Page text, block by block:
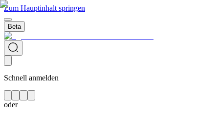
Zum Hauptinhalt springen
Beta
Schnell anmelden
oder